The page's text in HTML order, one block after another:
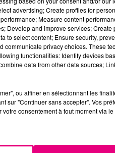
advertising; Create profiles for
Measure content
Develop and improve services;
to select content; Ensure security,
communicate privacy choices. These
functionalities: Identify devices
data from other data sources;
ou affiner en sélectionnant les
sur "Continuer sans accepter". Vos
consentement à tout moment via